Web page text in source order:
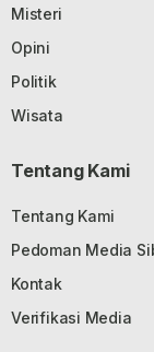
Misteri
Opini
Politik
Wisata
Tentang Kami
Tentang Kami
Pedoman Media
Kontak
Verifikasi Media